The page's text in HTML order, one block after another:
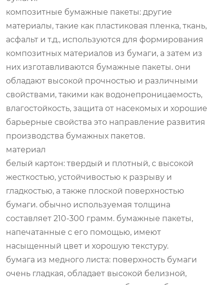
композитные бумажные пакеты: другие
материалы, такие как пластиковая пленка, ткань,
асфальт и т.д., используются для формирования
композитных материалов из бумаги, а затем из
них изготавливаются бумажные пакеты. они
обладают высокой прочностью и различными
свойствами, такими как водонепроницаемость,
влагостойкость, защита от насекомых и хорошие
барьерные свойства это направление развития
производства бумажных пакетов.
материал
белый картон: твердый и плотный, с высокой
жесткостью, устойчивостью к разрыву и
гладкостью, а также плоской поверхностью
бумаги. обычно используемая толщина
составляет 210-300 грамм. бумажные пакеты,
напечатанные с его помощью, имеют
насыщенный цвет и хорошую текстуру.
бумага из медного листа: поверхность бумаги
очень гладкая, обладает высокой белизной,